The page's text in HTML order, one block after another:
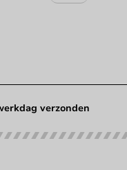
Altijd debeste prijs